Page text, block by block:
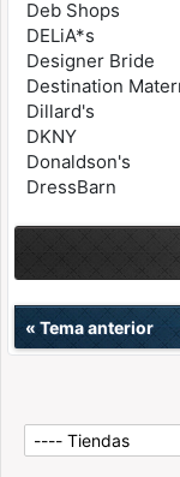
Deb Shops
DELiA*s
Designer Bride
Destination
Dillard's
DKNY
Donaldson's
DressBarn
« Tema anterior